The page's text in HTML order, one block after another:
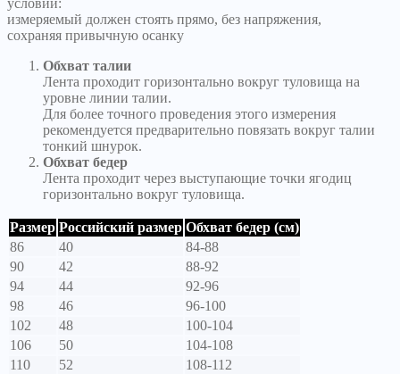
условий:
измеряемый должен стоять прямо, без напряжения,
сохраняя привычную осанку
Обхват талии
Лента проходит горизонтально вокруг туловища на
уровне линии талии.
Для более точного проведения этого измерения
рекомендуется предварительно повязать вокруг талии
тонкий шнурок.
Обхват бедер
Лента проходит через выступающие точки ягодиц
горизонтально вокруг туловища.
Размер Российский размер Обхват бедер (см)
86
40
84-88
90
42
88-92
94
44
92-96
98
46
96-100
102
48
100-104
106
50
104-108
110
52
108-112